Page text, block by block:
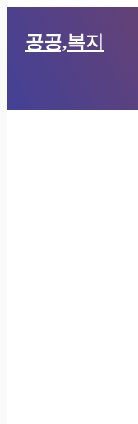
공공,복지